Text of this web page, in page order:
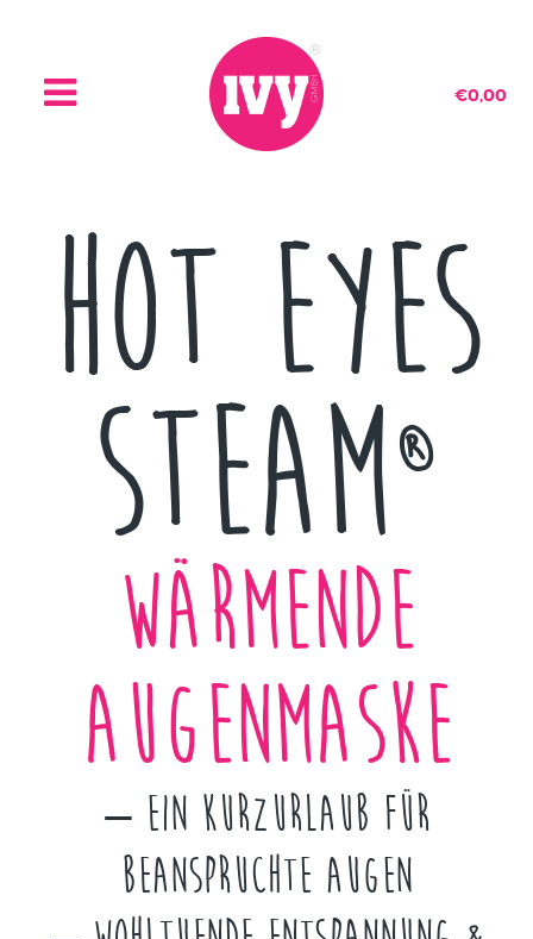
€0,00
Hot Eyes
Steam®
Wärmende
Augenmaske
– Ein Kurzurlaub für
beanspruchte Augen